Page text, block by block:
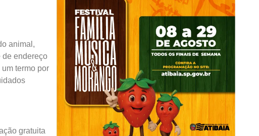
animal,
de endereço
termo por
gratuita